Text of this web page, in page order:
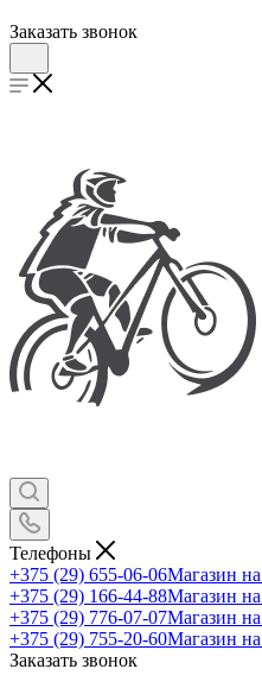
Заказать звонок
Телефоны
+375 (29) 655-06-06Магазин
+375 (29) 166-44-88Магазин
+375 (29) 776-07-07Магазин
+375 (29) 755-20-60Магазин
Заказать звонок